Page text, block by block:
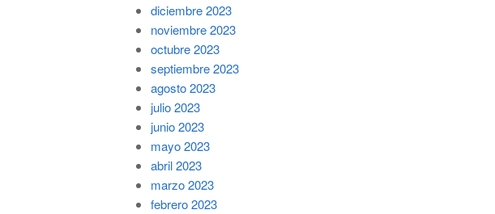
diciembre 2023
noviembre 2023
octubre 2023
septiembre 2023
agosto 2023
julio 2023
junio 2023
mayo 2023
abril 2023
marzo 2023
febrero 2023